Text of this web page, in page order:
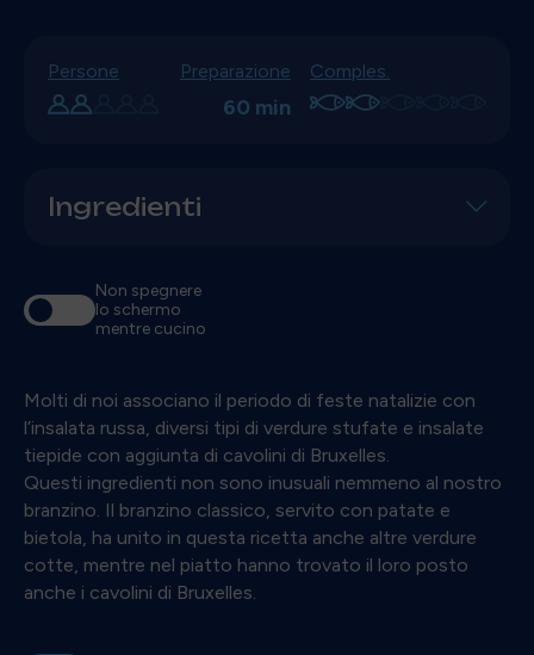
Preparazione
60 min
Persone Comples.
Ingredienti
Non spegnere
lo schermo
mentre cucino
Molti di noi associano il periodo di feste natalizie con
l’insalata russa, diversi tipi di verdure stufate e insalate
tiepide con aggiunta di cavolini di Bruxelles.
Questi ingredienti non sono inusuali nemmeno al nostro
branzino. Il branzino classico, servito con patate e
bietola, ha unito in questa ricetta anche altre verdure
cotte, mentre nel piatto hanno trovato il loro posto
anche i cavolini di Bruxelles.